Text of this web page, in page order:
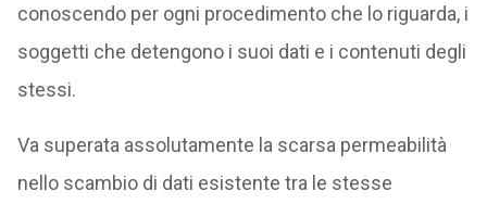
conoscendo per ogni procedimento che lo riguarda, i
soggetti che detengono i suoi dati e i contenuti degli
stessi.
Va superata assolutamente la scarsa permeabilità
nello scambio di dati esistente tra le stesse